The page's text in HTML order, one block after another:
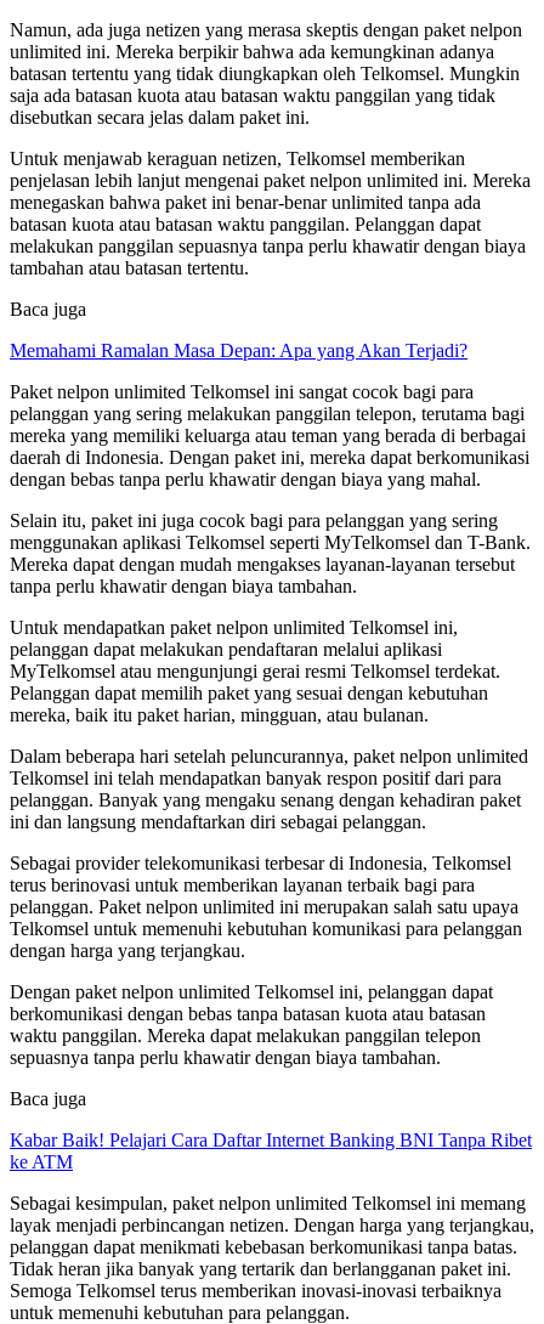
Namun, ada juga netizen yang merasa skeptis dengan paket nelpon
unlimited ini. Mereka berpikir bahwa ada kemungkinan adanya
batasan tertentu yang tidak diungkapkan oleh Telkomsel. Mungkin
saja ada batasan kuota atau batasan waktu panggilan yang tidak
disebutkan secara jelas dalam paket ini.
Untuk menjawab keraguan netizen, Telkomsel memberikan
penjelasan lebih lanjut mengenai paket nelpon unlimited ini. Mereka
menegaskan bahwa paket ini benar-benar unlimited tanpa ada
batasan kuota atau batasan waktu panggilan. Pelanggan dapat
melakukan panggilan sepuasnya tanpa perlu khawatir dengan biaya
tambahan atau batasan tertentu.
Baca juga
Memahami Ramalan Masa Depan: Apa yang Akan Terjadi?
Paket nelpon unlimited Telkomsel ini sangat cocok bagi para
pelanggan yang sering melakukan panggilan telepon, terutama bagi
mereka yang memiliki keluarga atau teman yang berada di berbagai
daerah di Indonesia. Dengan paket ini, mereka dapat berkomunikasi
dengan bebas tanpa perlu khawatir dengan biaya yang mahal.
Selain itu, paket ini juga cocok bagi para pelanggan yang sering
menggunakan aplikasi Telkomsel seperti MyTelkomsel dan T-Bank.
Mereka dapat dengan mudah mengakses layanan-layanan tersebut
tanpa perlu khawatir dengan biaya tambahan.
Untuk mendapatkan paket nelpon unlimited Telkomsel ini,
pelanggan dapat melakukan pendaftaran melalui aplikasi
MyTelkomsel atau mengunjungi gerai resmi Telkomsel terdekat.
Pelanggan dapat memilih paket yang sesuai dengan kebutuhan
mereka, baik itu paket harian, mingguan, atau bulanan.
Dalam beberapa hari setelah peluncurannya, paket nelpon unlimited
Telkomsel ini telah mendapatkan banyak respon positif dari para
pelanggan. Banyak yang mengaku senang dengan kehadiran paket
ini dan langsung mendaftarkan diri sebagai pelanggan.
Sebagai provider telekomunikasi terbesar di Indonesia, Telkomsel
terus berinovasi untuk memberikan layanan terbaik bagi para
pelanggan. Paket nelpon unlimited ini merupakan salah satu upaya
Telkomsel untuk memenuhi kebutuhan komunikasi para pelanggan
dengan harga yang terjangkau.
Dengan paket nelpon unlimited Telkomsel ini, pelanggan dapat
berkomunikasi dengan bebas tanpa batasan kuota atau batasan
waktu panggilan. Mereka dapat melakukan panggilan telepon
sepuasnya tanpa perlu khawatir dengan biaya tambahan.
Baca juga
Kabar Baik! Pelajari Cara Daftar Internet Banking BNI Tanpa Ribet
ke ATM
Sebagai kesimpulan, paket nelpon unlimited Telkomsel ini memang
layak menjadi perbincangan netizen. Dengan harga yang terjangkau,
pelanggan dapat menikmati kebebasan berkomunikasi tanpa batas.
Tidak heran jika banyak yang tertarik dan berlangganan paket ini.
Semoga Telkomsel terus memberikan inovasi-inovasi terbaiknya
untuk memenuhi kebutuhan para pelanggan.